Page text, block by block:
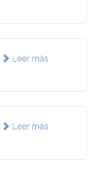
Leer más
Leer más